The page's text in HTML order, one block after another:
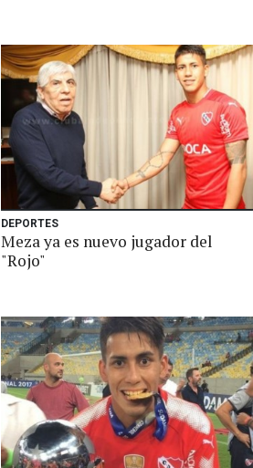
DEPORTES
Meza ya es nuevo jugador del
"Rojo"